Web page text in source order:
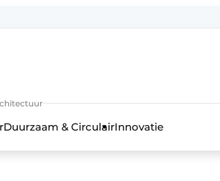
Duurzaam & CirculairInnovatie